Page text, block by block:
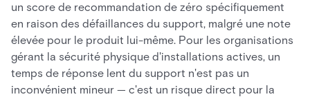
un score de recommandation de zéro spécifiquement
en raison des défaillances du support, malgré une note
élevée pour le produit lui-même. Pour les organisations
gérant la sécurité physique d'installations actives, un
temps de réponse lent du support n'est pas un
inconvénient mineur — c'est un risque direct pour la